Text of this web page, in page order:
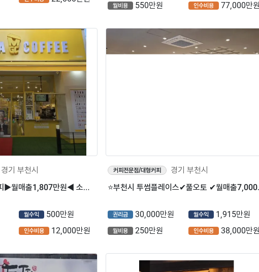
인수비용 22,000만원 월비용 550만원 인수비용 77,000만
경기 부천시
◈부천시◈메가커피▶월매출1,807만원◀ 소자본 추천! 초보창업추천!!
월수익 500만원
인수비용 12,000만원
커피전문점/대형커피
경기 부천시
⭐부천시
권리금 30,000만원 월수익 1,915만원
월비용 250만원 인수비용 38,000만